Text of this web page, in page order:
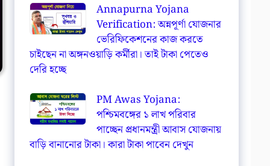
Annapurna Yojana
Verification: অন্নপূর্ণা যোজনার
ভেরিফিকেশনের কাজ করতে
চাইছেন না অঙ্গনওয়াড়ি কর্মীরা। তাই টাকা পেতেও
দেরি হচ্ছে
PM Awas Yojana:
পশ্চিমবঙ্গের ১ লাখ পরিবার
পাচ্ছেন প্রধানমন্ত্রী আবাস যোজনায়
বাড়ি বানানোর টাকা। কারা টাকা পাবেন দেখুন